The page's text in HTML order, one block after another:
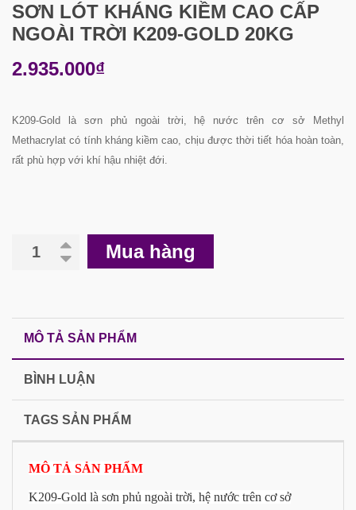
SƠN LÓT KHÁNG KIỀM CAO CẤP
NGOÀI TRỜI K209-GOLD 20KG
2.935.000₫
K209-Gold là sơn phủ ngoài trời, hệ nước trên cơ sở Methyl
Methacrylat có tính kháng kiềm cao, chịu được thời tiết hóa hoàn toàn,
rất phù hợp với khí hậu nhiệt đới.
Mua hàng
MÔ TẢ SẢN PHẨM
BÌNH LUẬN
TAGS SẢN PHẨM
MÔ TẢ SẢN PHẨM
K209-Gold là sơn phủ ngoài trời, hệ nước trên cơ sở